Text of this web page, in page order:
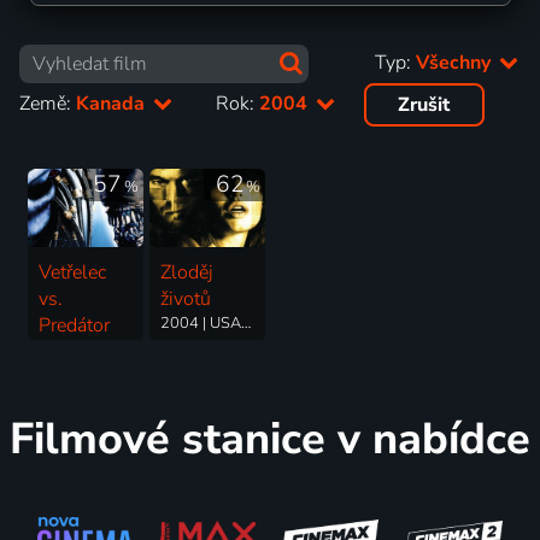
Typ: Všechny
Země: Kanada Rok: 2004 Zrušit
57 %
Vetřelec
vs.
Predátor
62%
Zloděj
životů
2004 | USA, Kanada | Thriller, Krimi, Mysteriózní
Filmové stanice v nabídce